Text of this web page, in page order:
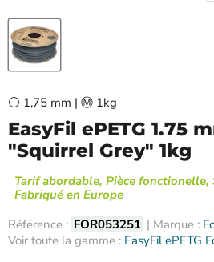
⚪ 1,75 mm | Ⓜ️ 1kg
EasyFil ePETG 1.75
"Squirrel Grey" 1kg
Tarif abordable, Pièce fonctionelle,
Fabriqué en Europe
Référence : FOR053251 | Marque :
Voir toute la gamme : EasyFil ePETG